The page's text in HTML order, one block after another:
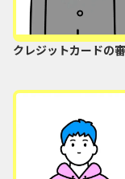
クレジットカードの